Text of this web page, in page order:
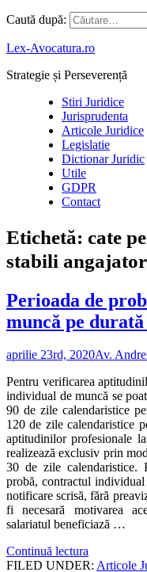
Caută după:
Lex-Avocatura.ro
Strategie și Perseverență
Stiri Juridice
Jurisprudenta
Articole Juridice
Legislatie
Dictionar Juridic
Utile
GDPR
Contact
Etichetă: cate
stabili
Perioada de
muncă pe
aprilie 23rd, 2020Av.
Pentru verificarea
individual de muncă se
90 de zile calendaristice
120 de zile calendaristice
aptitudinilor profesionale
realizează exclusiv prin
30 de zile calendaristice.
probă, contractul
notificare scrisă, fără
fi necesară motivarea
salariatul beneficiază …
Continuă lectura
FILED UNDER: Articole